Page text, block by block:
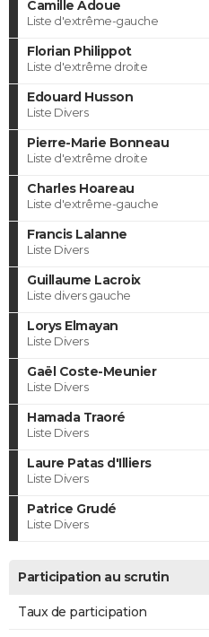
Camille Adoue
Liste d'extrême-gauche
Florian Philippot
Liste d'extrême droite
Edouard Husson
Liste Divers
Pierre-Marie Bonneau
Liste d'extrême droite
Charles Hoareau
Liste d'extrême-gauche
Francis Lalanne
Liste Divers
Guillaume Lacroix
Liste divers gauche
Lorys Elmayan
Liste Divers
Gaël Coste-Meunier
Liste Divers
Hamada Traoré
Liste Divers
Laure Patas d'Illiers
Liste Divers
Patrice Grudé
Liste Divers
Participation au scrutin
Taux de participation